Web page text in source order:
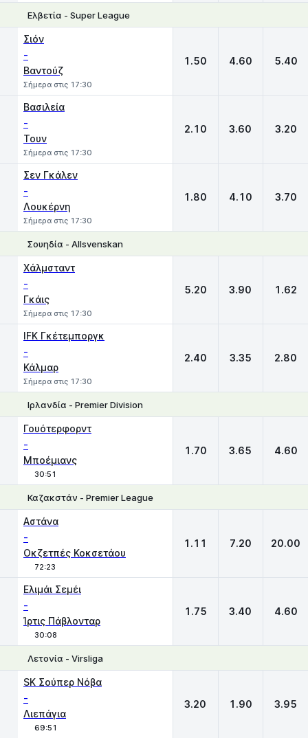
Ελβετία - Super League
Σιόν
-
Βαντούζ
Σήμερα στις 17:30
1.50 4.60 5.40
Βασιλεία
-
Τουν
Σήμερα στις 17:30
2.10 3.60 3.20
Σεν Γκάλεν
-
Λουκέρνη
Σήμερα στις 17:30
1.80 4.10 3.70
Σουηδία - Allsvenskan
Χάλμσταντ
-
Γκάις
Σήμερα στις 17:30
5.20 3.90 1.62
IFK Γκέτεμποργκ
-
Κάλμαρ
Σήμερα στις 17:30
2.40 3.35 2.80
Ιρλανδία - Premier Division
Γουότερφορντ
-
Μποέμιανς
30:51
1.70 3.65 4.60
Καζακστάν - Premier League
Αστάνα
-
Οκζετπές Κοκσετάου
72:23
1.11 7.20 20.00
Ελιμάι Σεμέι
-
Ίρτις Πάβλονταρ
30:08
1.75 3.40 4.60
Λετονία - Virsliga
SK Σούπερ Νόβα
-
Λιεπάγια
69:51
3.20 1.90 3.95